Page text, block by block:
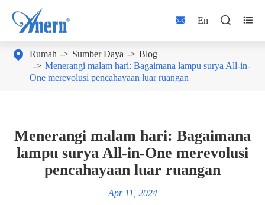
 En  
 Rumah Sumber Daya
Blog
Menerangi malam hari: Bagaimana lampu surya All-in-
One merevolusi pencahayaan luar ruangan
Menerangi malam hari: Bagaimana
lampu surya All-in-One merevolusi
pencahayaan luar ruangan
Apr 11, 2024